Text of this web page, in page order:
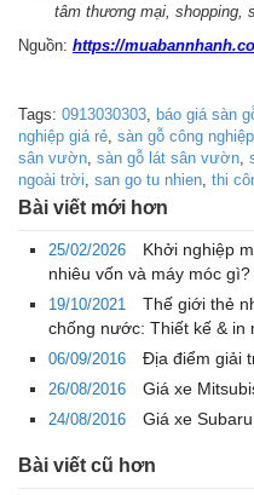
tâm thương mại, shopping,
Nguồn: https://
Tags: 0913030303 báo giá sàn
nghiệp giá rẻ sàn gỗ công
sân vườn sàn gỗ lát sân vườn
ngoài trời san go tu nhien thi
Bài viết mới hơn
25/02/2026
Khởi nghiệp
nhiêu vốn và máy móc gì?
19/10/2021
Thế giới thẻ
chống nước: Thiết kế & in
06/09/2016
Địa điểm giải
26/08/2016
Giá xe
24/08/2016
Giá xe
Bài viết cũ hơn